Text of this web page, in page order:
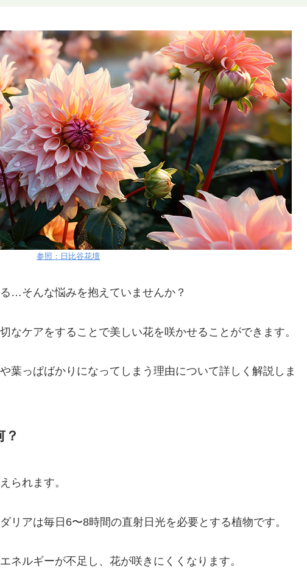
参照：日比谷花壇
…そんな悩みを抱えていませんか？
なケアをすることで美しい花を咲かせることができます。
葉っぱばかりになってしまう理由について詳しく解説しま
られます。
リアは毎日6〜8時間の直射日光を必要とする植物です。
ネルギーが不足し、花が咲きにくくなります。